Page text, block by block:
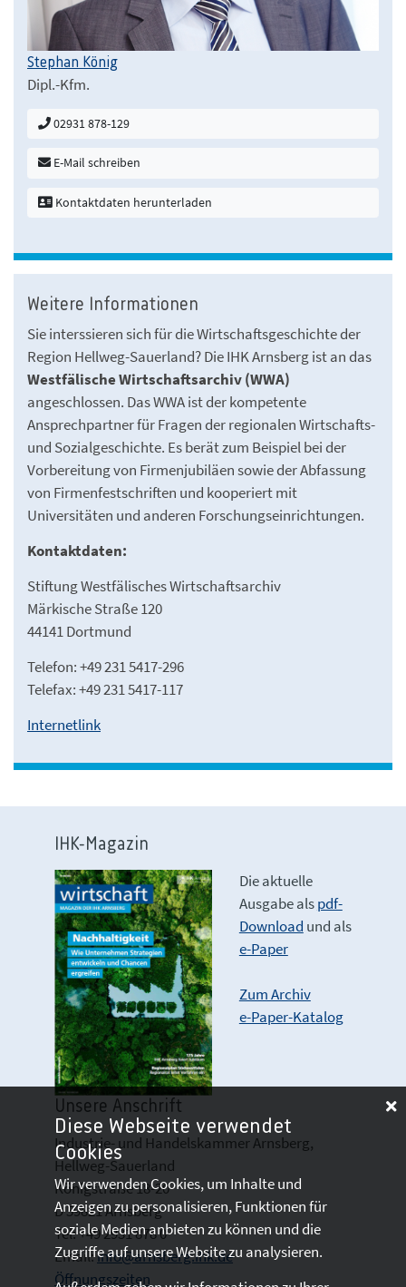
Stephan König
Dipl.-Kfm.
02931 878-129
E-Mail schreiben
Kontaktdaten herunterladen
Weitere Informationen
Sie interssieren sich für die Wirtschaftsgeschichte der
Region Hellweg-Sauerland? Die IHK Arnsberg ist an das
Westfälische Wirtschaftsarchiv (WWA)
angeschlossen. Das WWA ist der kompetente
Ansprechpartner für Fragen der regionalen Wirtschafts-
und Sozialgeschichte. Es berät zum Beispiel bei der
Vorbereitung von Firmenjubiläen sowie der Abfassung
von Firmenfestschriften und kooperiert mit
Universitäten und anderen Forschungseinrichtungen.
Kontaktdaten:
Stiftung Westfälisches Wirtschaftsarchiv
Märkische Straße 120
44141 Dortmund
Telefon: +49 231 5417-296
Telefax: +49 231 5417-117
Internetlink
IHK-Magazin
Die aktuelle
Ausgabe alspdf-
Download und als
e-Paper
Zum Archiv
e-Paper-Katalog
Unsere Anschrift
Industrie- und Handelskammer Arnsberg,
Hellweg-Sauerland
Königstraße 18-20
D 59821 Arnsberg
Tel: +49 2931 878 0
Email:info@arnsberg.ihk.de
Öffnungszeiten
Diese Webseite verwendet
Cookies
Wir verwenden Cookies, um Inhalte und
Anzeigen zu personalisieren, Funktionen für
soziale Medien anbieten zu können und die
Zugriffe auf unsere Website zu analysieren.